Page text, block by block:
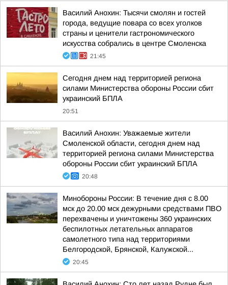
Василий Анохин: Тысячи смолян и гостей
города, ведущие повара со всех уголков
страны и ценители гастрономического
искусства собрались в центре Смоленска
21:45
Сегодня днем над территорией региона
силами Министерства обороны России сбит
украинский БПЛА
20:51
Василий Анохин: Уважаемые жители
Смоленской области, сегодня днем над
территорией региона силами Министерства
обороны России сбит украинский БПЛА
20:48
Минобороны России: В течение дня с 8.00
мск до 20.00 мск дежурными средствами ПВО
перехвачены и уничтожены 360 украинских
беспилотных летательных аппаратов
самолетного типа над территориями
Белгородской, Брянской, Калужской...
20:45